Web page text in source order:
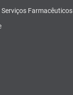
Serviços Farmacêuticos